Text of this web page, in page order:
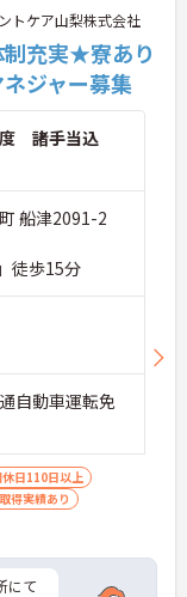
トケア山梨株式会社
制充実★寮あり
ジャー募集
諸手当込
船津2091-2
徒歩15分
自動車運転免
日110日以上
得実績あり
にて